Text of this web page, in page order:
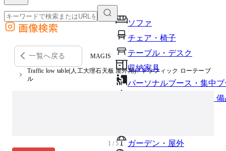
ソファ
チェア・椅子
テーブル・デスク
収納家具
パーソナルブース・集中
オフィスアクセサリー・
ガーデン・屋外
外部サイトの商品をカートに追加
他のサイトで見つけた商品ページのURLを貼り付けて、カートに追加できます
画像検索
一覧へ戻る MAGIS
Traffic low table(人工大理石天板 屋外用) / トラフィック ローテーブ
ル
1 / 5